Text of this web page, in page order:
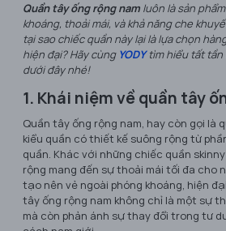
Quần tây ống rộng nam luôn là sản
khoáng, thoải mái, và khả năng che
tại sao chiếc quần này lại là lựa chọn
hiện đại? Hãy cùng YODYtìm hiểu tất tần
dưới đây nhé!
1. Khái niệm về quần tây
Quần tây ống rộng nam, hay còn gọi là
kiểu quần có thiết kế suông rộng từ
quần. Khác với những chiếc quần
rộng mang đến sự thoải mái tối đa cho
tạo nên vẻ ngoài phóng khoáng, hiện
tây ống rộng nam không chỉ là một sự
mà còn phản ánh sự thay đổi trong tư